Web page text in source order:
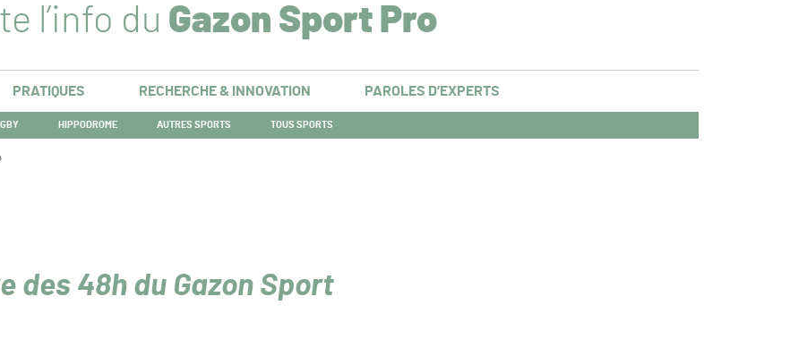
l’info du Gazon Sport Pro
PRATIQUES RECHERCHE & INNOVATION PAROLES D’EXPERTS
HIPPODROME AUTRES SPORTS TOUS SPORTS
des 48h du Gazon Sport